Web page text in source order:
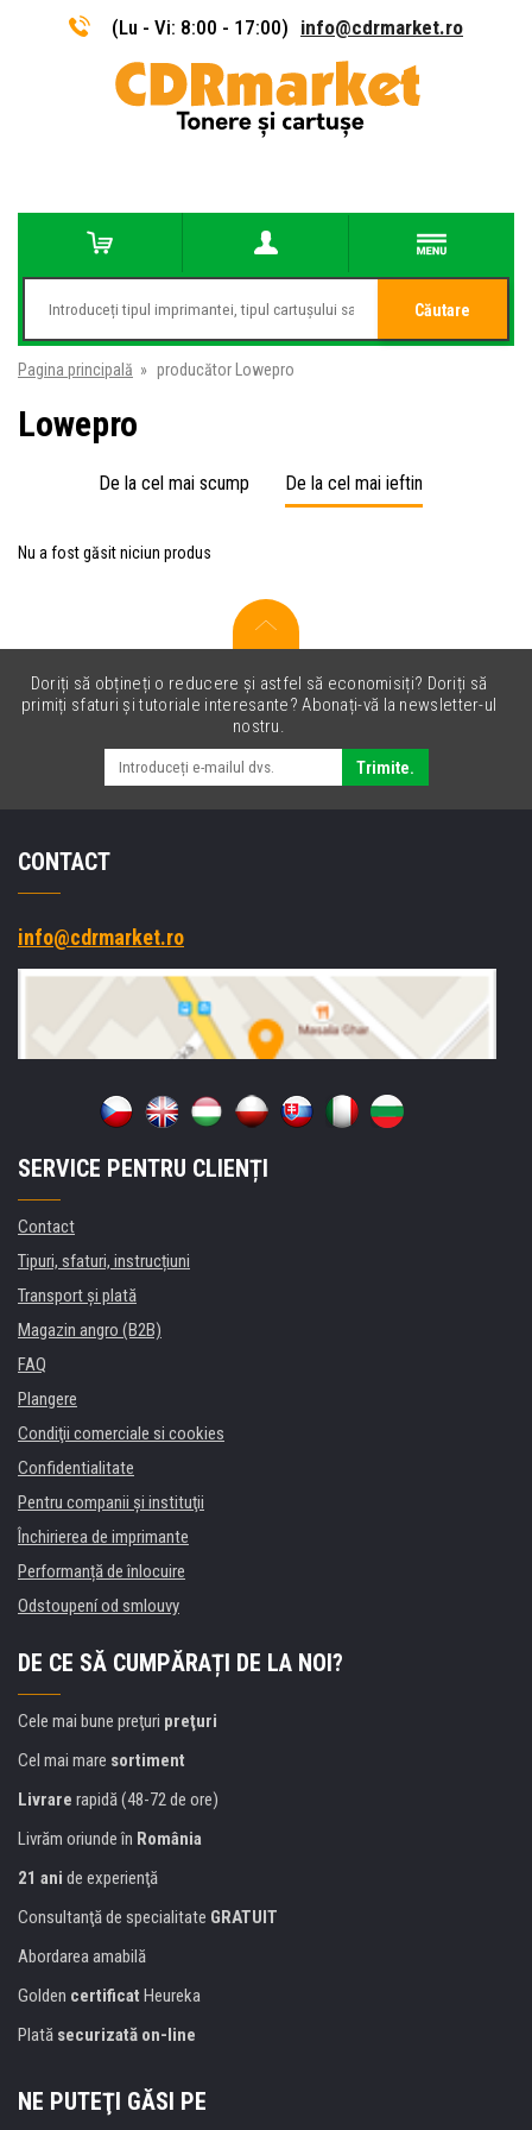
(Lu - Vi: 8:00 - 17:00) info@cdrmarket.ro
Căutare
Pagina principală » producător Lowepro
Lowepro
De la cel mai scump De la cel mai ieftin
Nu a fost găsit niciun produs
Doriți să obțineți o reducere și astfel să economisiți? Doriți să
primiți sfaturi și tutoriale interesante? Abonați-vă la newsletter-ul
nostru.
Trimite.
CONTACT
info@cdrmarket.ro
SERVICE PENTRU CLIENȚI
Contact
Tipuri, sfaturi, instrucțiuni
Transport şi plată
Magazin angro (B2B)
FAQ
Plangere
Condiţii comerciale si cookies
Confidentialitate
Pentru companii și instituţii
Închirierea de imprimante
Performanță de înlocuire
Odstoupení od smlouvy
DE CE SĂ CUMPĂRAȚI DE LA NOI?
Cele mai bune preţuri preţuri
Cel mai mare sortiment
Livrare rapidă (48-72 de ore)
Livrăm oriunde în România
21 ani de experienţă
Consultanţă de specialitate GRATUIT
Abordarea amabilă
Golden certificat Heureka
Plată securizată on-line
NE PUTEŢI GĂSI PE